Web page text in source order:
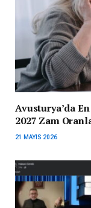
Avusturya’da
2027 Zam
21 MAYIS 2026